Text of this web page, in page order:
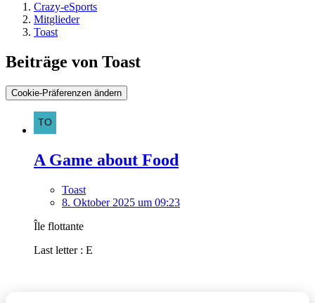
Crazy-eSports
Mitglieder
Toast
Beiträge von Toast
Cookie-Präferenzen ändern
A Game about Food
Toast
8. Oktober 2025 um 09:23
Île flottante
Last letter : E